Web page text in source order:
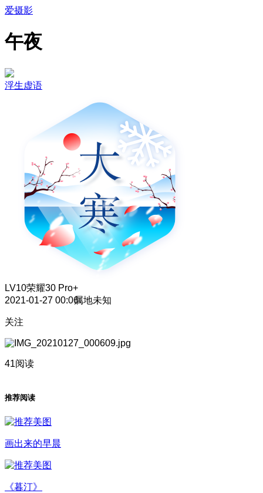
爱摄影
午夜
浮生虚语
LV10荣耀30 Pro+
2021-01-27 00:06属地未知
关注
41阅读
推荐阅读
画出来的早晨
《暮汀》